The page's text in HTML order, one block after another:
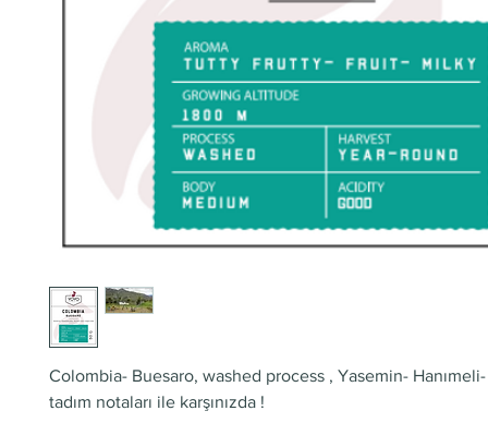
Colombia- Buesaro, washed process , Yasemin- Hanımeli-
tadım notaları ile karşınızda !